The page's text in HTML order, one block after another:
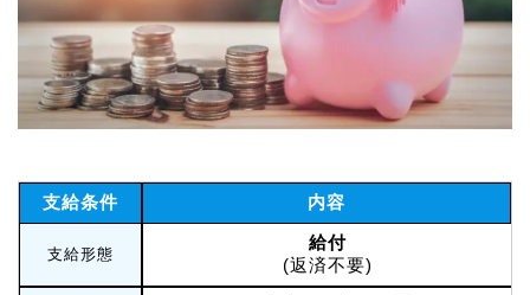
支給条件 内容
支給形態
給付
(返済不要)